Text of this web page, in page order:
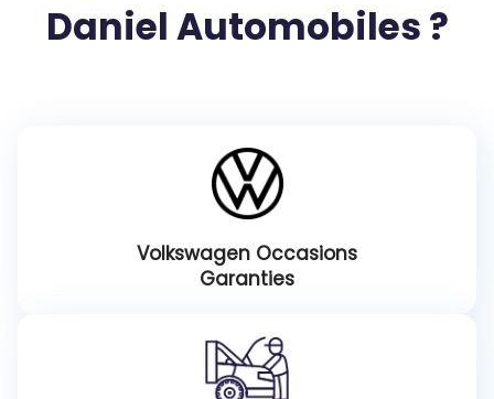
Daniel Automobiles ?
Volkswagen Occasions
Garanties